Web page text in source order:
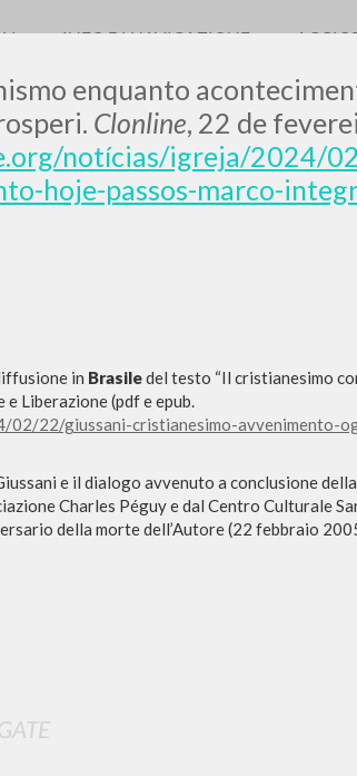
enquanto
Clonline, 22 de
notícias/igreja/2024/
hoje-passos-marco-
in Brasiledel testo “Il cristianesimo
Liberazione (pdf e epub.
02/22/giussani-cristianesimo-avvenimento-
e il dialogo avvenuto a conclusione
Charles Péguy e dal Centro Culturale
della morte dell’Autore (22 febbraio
INFO DI NAVIGAZIONE
Utilizza la